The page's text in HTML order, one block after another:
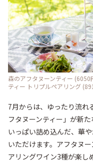
森のアフタヌーンティー
ティー トリプルペアリング
7月からは、ゆったり流れ
フタヌーンティー」が新
いっぱい詰め込んだ、華
いただけます。アフタヌ
アリングワイン3種が楽し